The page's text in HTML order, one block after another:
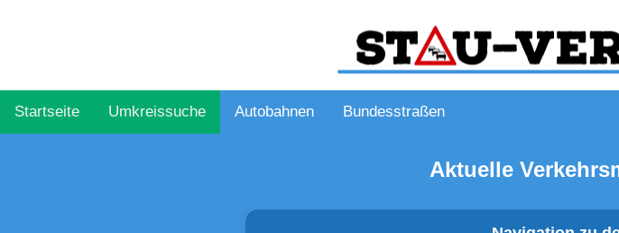
Startseite Umkreissuche Autobahnen Bundesstraßen
Aktuelle